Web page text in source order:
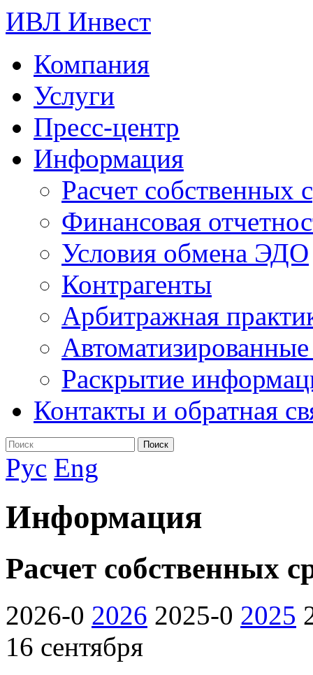
ИВЛ Инвест
Компания
Услуги
Пресс-центр
Информация
Расчет собственных
Финансовая
Условия обмена ЭДО
Контрагенты
Арбитражная
Раскрытие
Контакты и обратная
Поиск
Рус Eng
Информация
Расчет собственных
2026-0 2026 2025-0 2025
16 сентября